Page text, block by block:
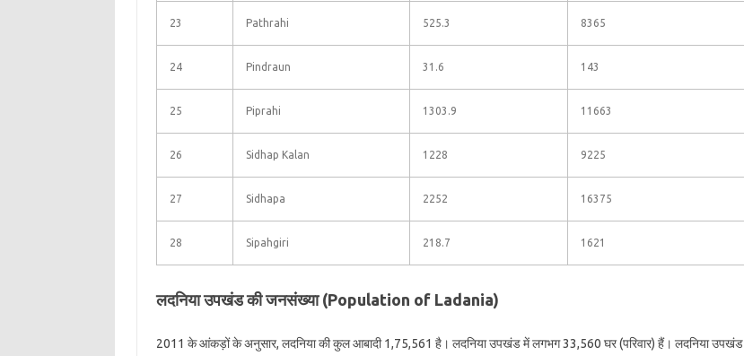
23 Pathrahi 525.3 8365
24 Pindraun 31.6 143
25 Piprahi 1303.9 11663
26 Sidhap Kalan 1228 9225
27 Sidhapa 2252 16375
28 Sipahgiri 218.7 1621
लदनिया उपखंड की जनसंख्या (Population of Ladania)
2011 के आंकड़ों के अनुसार, लदनिया की कुल आबादी 1,75,561 है। लदनिया उपखंड में लगभग 33,560 घर (परिवार) हैं। लदनिया उपखंड